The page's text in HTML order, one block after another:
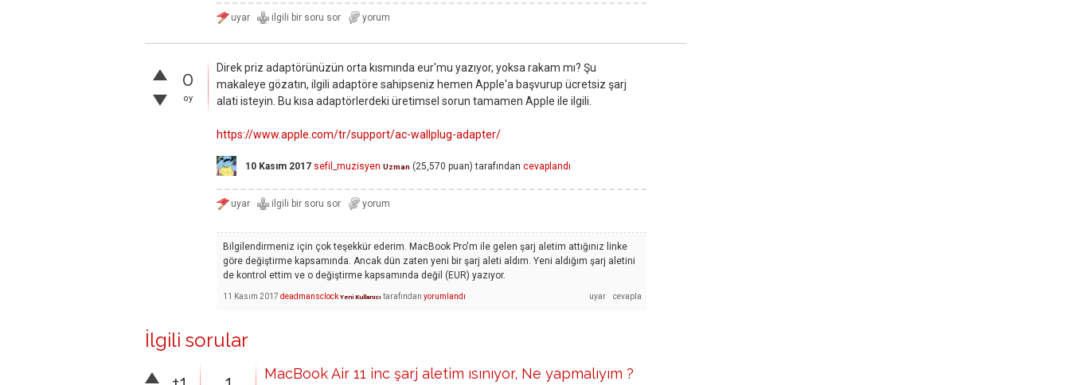
0
oy
Direk priz adaptörünüzün orta kısmında eur'mu yazıyor, yoksa rakam mı? Şu
makaleye gözatın, ilgili adaptöre sahipseniz hemen Apple'a başvurup ücretsiz şarj
alati isteyin. Bu kısa adaptörlerdeki üretimsel sorun tamamen Apple ile ilgili.
https://www.apple.com/tr/support/ac-wallplug-adapter/
10 Kasım 2017 sefil_muzisyen Uzman (25,570 puan) tarafından cevaplandı
Bilgilendirmeniz için çok teşekkür ederim. MacBook Pro'm ile gelen şarj aletim attığınız linke
göre değiştirme kapsamında. Ancak dün zaten yeni bir şarj aleti aldım. Yeni aldığım şarj aletini
de kontrol ettim ve o değiştirme kapsamında değil (EUR) yazıyor.
11 Kasım 2017 deadmansclock Yeni Kullanıcı tarafından yorumlandı
İlgili sorular
MacBook Air 11 inc şarj aletim ısınıyor, Ne yapmalıyım ?